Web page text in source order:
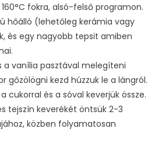
fokra, alsó-felső programon.
hőálló (lehetőleg kerámia vagy
és egy nagyobb tepsit amiben
a vanília pasztával melegíteni
gőzölögni kezd húzzuk le a lángról.
cukorral és a sóval keverjük össze.
tejszín keverékét öntsük 2-3
közben folyamatosan